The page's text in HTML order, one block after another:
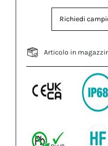
Richiedi
Articolo in